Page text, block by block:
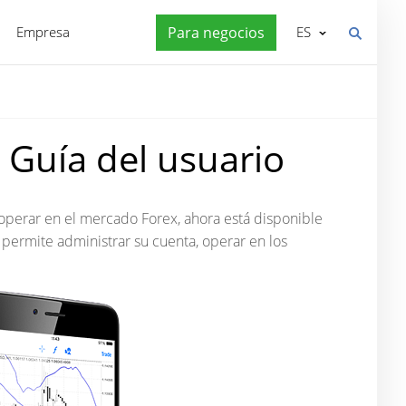
Empresa Para negocios ES
del usuario
en el mercado Forex, ahora está disponible
administrar su cuenta, operar en los